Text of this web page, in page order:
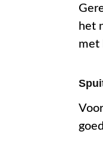
het
met